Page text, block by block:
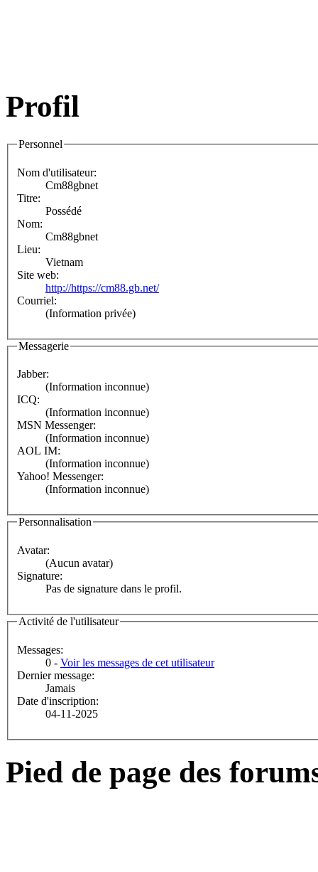
Profil
Personnel
Nom d'utilisateur:
Cm88gbnet
Titre:
Possédé
Nom:
Cm88gbnet
Lieu:
Vietnam
Site web:
http://https://cm88.gb.net/
Courriel:
(Information privée)
Messagerie
Jabber:
(Information inconnue)
ICQ:
(Information inconnue)
MSN Messenger:
(Information inconnue)
AOL IM:
(Information inconnue)
Yahoo! Messenger:
(Information inconnue)
Personnalisation
Avatar:
(Aucun avatar)
Signature:
Pas de signature dans le profil.
Activité de l'utilisateur
Messages:
0 - Voir les messages de cet utilisateur
Dernier message:
Jamais
Date d'inscription:
04-11-2025
Pied de page des